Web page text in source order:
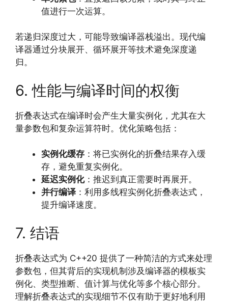
值进行一次运算。
若递归深度过大，可能导致编译器栈溢出。现代编
译器通过分块展开、循环展开等技术避免深度递
归。
6. 性能与编译时间的权衡
折叠表达式在编译时会产生大量实例化，尤其在大
量参数包和复杂运算符时。优化策略包括：
实例化缓存 ：将已实例化的折叠结果存入缓
存，避免重复实例化。
延迟实例化：推迟到真正需要时再展开。
并行编译 ：利用多线程实例化折叠表达式，
提升编译速度。
7. 结语
折叠表达式为 C++20 提供了一种简洁的方式来处理
参数包，但其背后的实现机制涉及编译器的模板实
例化、类型推断、值计算与优化等多个核心部分。
理解折叠表达式的实现细节不仅有助于更好地利用